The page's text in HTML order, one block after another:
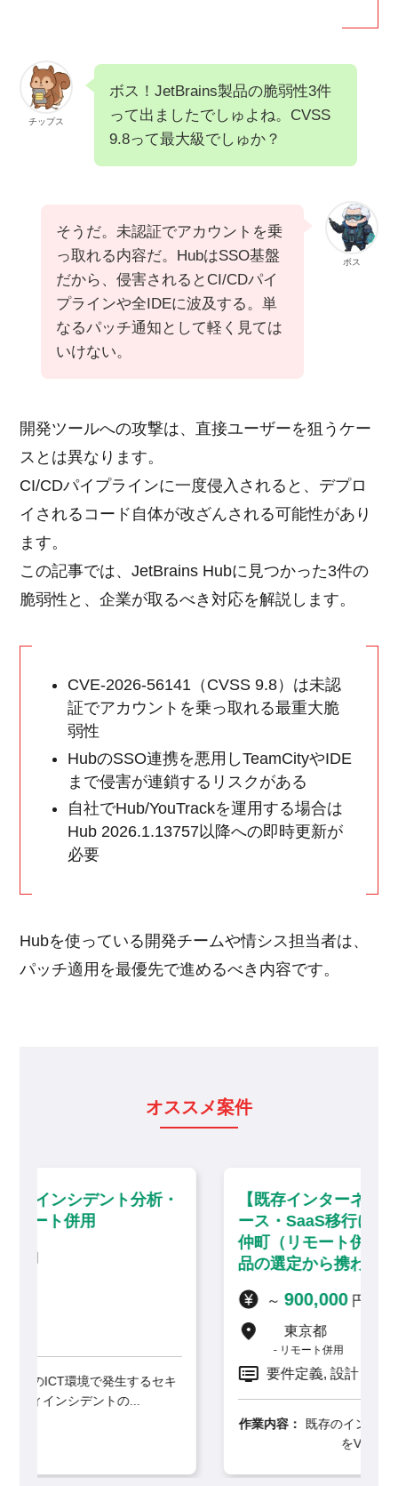
チップス
ボス！JetBrains製品の脆弱性3件
って出ましたでしゅよね。CVSS
9.8って最大級でしゅか？
ボス
そうだ。未認証でアカウントを乗
っ取れる内容だ。HubはSSO基盤
だから、侵害されるとCI/CDパイ
プラインや全IDEに波及する。単
なるパッチ通知として軽く見ては
いけない。
開発ツールへの攻撃は、直接ユーザーを狙うケー
スとは異なります。
CI/CDパイプラインに一度侵入されると、デプロ
イされるコード自体が改ざんされる可能性があり
ます。
この記事では、JetBrains Hubに見つかった3件の
脆弱性と、企業が取るべき対応を解説します。
CVE-2026-56141（CVSS 9.8）は未認
証でアカウントを乗っ取れる最重大脆
弱性
HubのSSO連携を悪用しTeamCityやIDE
まで侵害が連鎖するリスクがある
自社でHub/YouTrackを運用する場合は
Hub 2026.1.13757以降への即時更新が
必要
Hubを使っている開発チームや情シス担当者は、
パッチ適用を最優先で進めるべき内容です。
オススメ案件
【既存インターネット閲覧環境のリプレ
ース・SaaS移行に伴う技術支援】門前
仲町（リモート併用）／セキュリティ製
品の選定から携わる上流インフラ案件
要件定義, 設計
既存のインターネット閲覧環境システム